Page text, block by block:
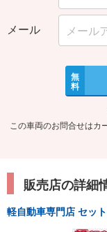
料
この車両のお問合せは
軽自動車専門店 セッ